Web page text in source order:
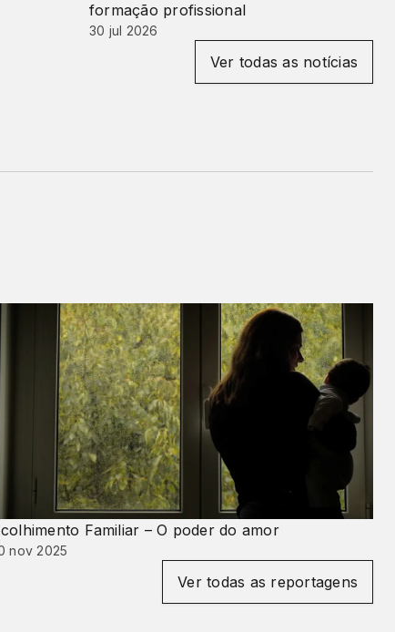
formação profissional
30 jul 2026
Ver todas as notícias
Familiar – O poder do amor
nov 2025
Ver todas as reportagens